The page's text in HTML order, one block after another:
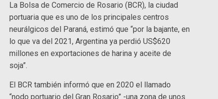
La Bolsa de Comercio de Rosario (BCR), la ciudad
portuaria que es uno de los principales centros
neurálgicos del Paraná, estimó que “por la bajante, en
lo que va del 2021, Argentina ya perdió US$620
millones en exportaciones de harina y aceite de
soja”.
El BCR también informó que en 2020 el llamado
“nodo portuario del Gran Rosario” -una zona de unos